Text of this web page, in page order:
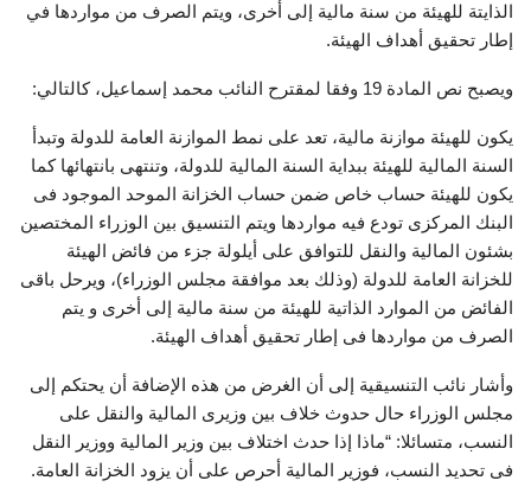
الذايتة للهيئة من سنة مالية إلى أخرى، ويتم الصرف من مواردها في
إطار تحقيق أهداف الهيئة.
ويصبح نص المادة 19 وفقا لمقترح النائب محمد إسماعيل، كالتالي:
يكون للهيئة موازنة مالية، تعد على نمط الموازنة العامة للدولة وتبدأ
السنة المالية للهيئة ببداية السنة المالية للدولة، وتنتهى بانتهائها كما
يكون للهيئة حساب خاص ضمن حساب الخزانة الموحد الموجود فى
البنك المركزى تودع فيه مواردها ويتم التنسيق بين الوزراء المختصين
بشئون المالية والنقل للتوافق على أيلولة جزء من فائض الهيئة
للخزانة العامة للدولة (وذلك بعد موافقة مجلس الوزراء)، ويرحل باقى
الفائض من الموارد الذاتية للهيئة من سنة مالية إلى أخرى و يتم
الصرف من مواردها فى إطار تحقيق أهداف الهيئة.
وأشار نائب التنسيقية إلى أن الغرض من هذه الإضافة أن يحتكم إلى
مجلس الوزراء حال حدوث خلاف بين وزيرى المالية والنقل على
النسب، متسائلا: “ماذا إذا حدث اختلاف بين وزير المالية ووزير النقل
فى تحديد النسب، فوزير المالية أحرص على أن يزود الخزانة العامة.